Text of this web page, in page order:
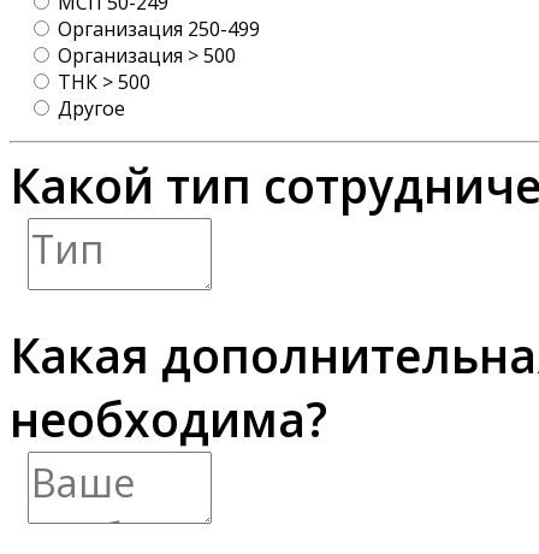
Организация 250-499
Организация > 500
ТНК > 500
Другое
Какой тип
Какая
необходима?